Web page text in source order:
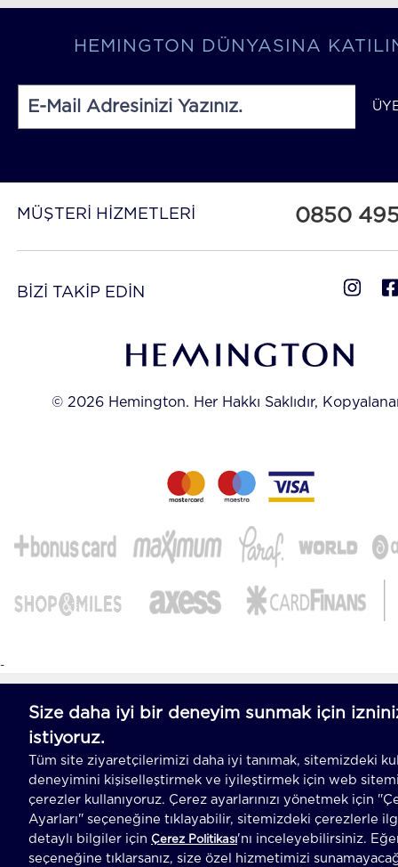
HEMINGTON DÜNYASINA
MÜŞTERİ HİZMETLERİ 0850
BİZİ TAKİP EDİN
© 2026 Hemington. Her Hakkı Saklıdır,
-